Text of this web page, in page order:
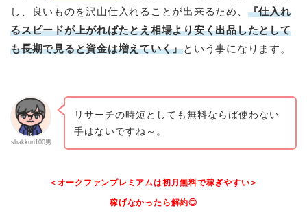
し、良いものを沢山仕入れることが出来るため、 『仕入れ
るスピードが上がればたとえ相場より安く出品したとして
も長期で見ると資金は増えていく』という事になります。
shakkuri100男
リサーチの時短としても無料ならば使わない
手はないですね～。
＜オークファンプレミアムは初月無料で稼ぎやすい＞
稼げなかったら解約◎